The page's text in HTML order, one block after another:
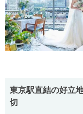
東京駅直結の好立
切